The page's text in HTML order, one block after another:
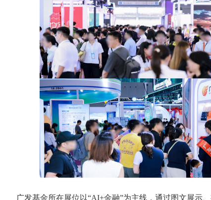
广发基金所在展位以“AI+金融”为主线，通过图文展示